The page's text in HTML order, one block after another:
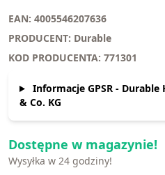
EAN: 4005546207636
PRODUCENT: Durable
KOD PRODUCENTA: 771301
Informacje GPSR -
& Co. KG
Dostępne w magazynie!
Wysyłka w 24 godziny!